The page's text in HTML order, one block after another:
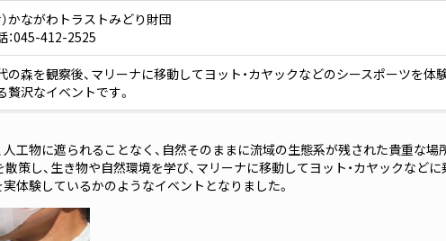
）かながわトラストみどり財団
：045-412-2525
の森を観察後、マリーナに移動してヨット・カヤックなどのシースポーツを
贅沢なイベントです。
工物に遮られることなく、自然そのままに流域の生態系が残された貴重な
策し、生き物や自然環境を学び、マリーナに移動してヨット・カヤックなどに
体験しているかのようなイベントとなりました。